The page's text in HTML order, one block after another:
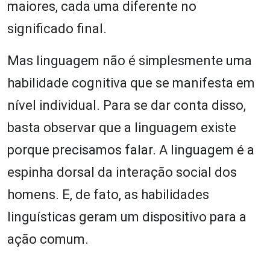
maiores, cada uma diferente no
significado final.
Mas linguagem não é simplesmente uma
habilidade cognitiva que se manifesta em
nível individual. Para se dar conta disso,
basta observar que a linguagem existe
porque precisamos falar. A linguagem é a
espinha dorsal da interação social dos
homens. E, de fato, as habilidades
linguísticas geram um dispositivo para a
ação comum.